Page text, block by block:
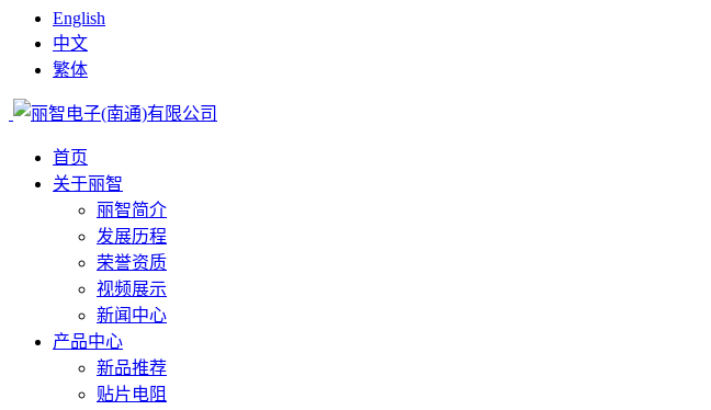
English
中文
繁体
首页
关于丽智
丽智简介
发展历程
荣誉资质
视频展示
新闻中心
产品中心
新品推荐
贴片电阻